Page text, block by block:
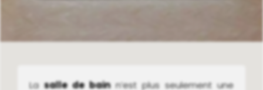
Lasalle de bainn’est plus seulement une